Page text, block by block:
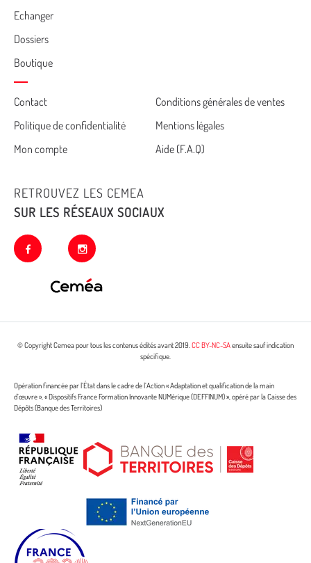
Echanger
Dossiers
Boutique
Cemea
footer
Contact
Conditions générales de ventes
Politique de confidentialité
Mentions légales
Mon compte
Aide (F.A.Q)
RETROUVEZ LES CEMEA
SUR LES RÉSEAUX SOCIAUX
facebook instagram
© Copyright Cemea pour tous les contenus édités avant 2019.CC BY-NC-SAensuite sauf indication
spécifique.
Opération financée par l’État dans le cadre de l’Action « Adaptation et qualification de la main
d’œuvre », « Dispositifs France Formation Innovante NUMérique (DEFFINUM) », opéré par la Caisse des
Dépôts (Banque des Territoires)